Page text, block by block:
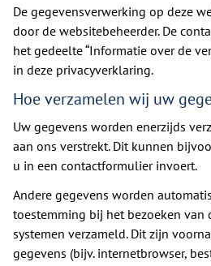
De gegevensverwerking op deze
door de websitebeheerder. De
het gedeelte “Informatie over de
in deze privacyverklaring.
Hoe verzamelen wij uw
Uw gegevens worden enerzijds
aan ons verstrekt. Dit kunnen
u in een contactformulier invoert.
Andere gegevens worden
toestemming bij het bezoeken van
systemen verzameld. Dit zijn
gegevens (bijv. internetbrowser,